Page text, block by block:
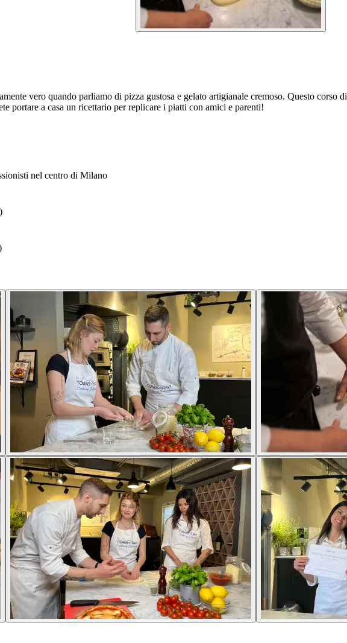
vero quando parliamo di pizza gustosa e gelato artigianale cremoso. Questo corso
portare a casa un ricettario per replicare i piatti con amici e parenti!
nel centro di Milano